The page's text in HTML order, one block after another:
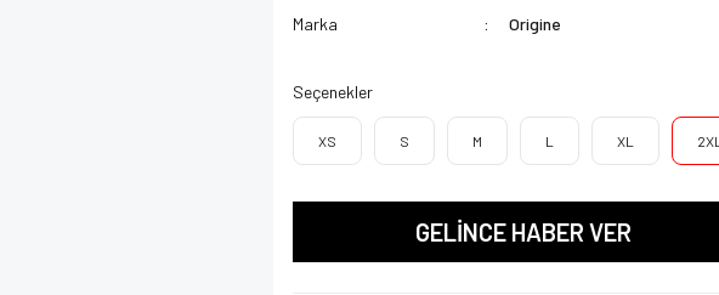
Marka
Origine
Seçenekler
XS S M L XL 2XL
GELİNCE HABER VER